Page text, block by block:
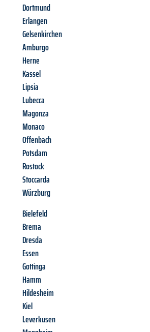
Dortmund
Erlangen
Gelsenkirchen
Amburgo
Herne
Kassel
Lipsia
Lubecca
Magonza
Monaco
Offenbach
Potsdam
Rostock
Stoccarda
Würzburg
Bielefeld
Brema
Dresda
Essen
Gottinga
Hamm
Hildesheim
Kiel
Leverkusen